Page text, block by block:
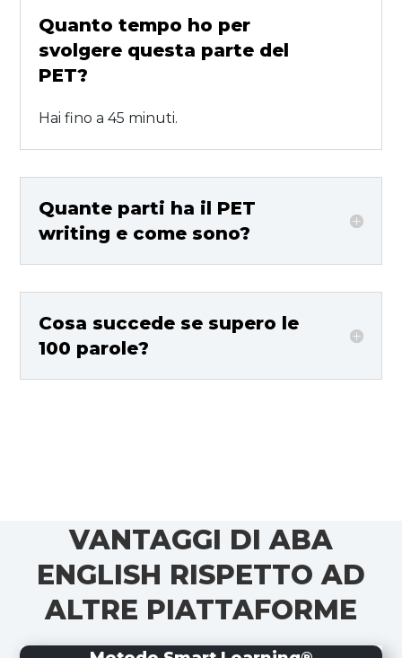
Quanto tempo ho per
svolgere questa parte del
PET?
Hai fino a 45 minuti.
Quante parti ha il PET
writing e come sono?
Cosa succede se supero le
100 parole?
VANTAGGI DI ABA
ENGLISH RISPETTO AD
ALTRE PIATTAFORME